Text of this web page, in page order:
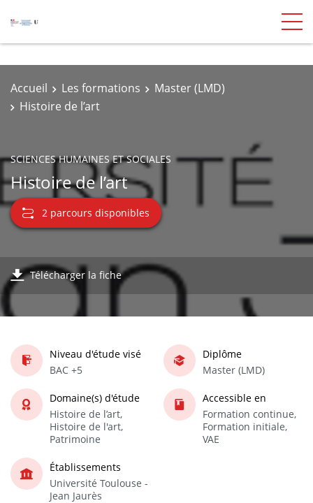
Accueil Les formations
Master (LMD)
Histoire de l’art
SCIENCES HUMAINES ET SOCIALES
Histoire de l’art
2 parcours disponibles
Télécharger la fiche
Niveau d'étude visé
BAC +5
Diplôme
Master (LMD)
Domaine(s) d'étude
Histoire de l’art,
Histoire de l'art,
Patrimoine
Accessible en
Formation continue,
Formation initiale,
VAE
Établissements
Université Toulouse -
Jean Jaurès